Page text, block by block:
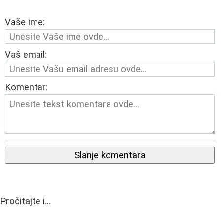
Vaše ime:
Vaš email:
Komentar:
Slanje komentara
Pročitajte i...